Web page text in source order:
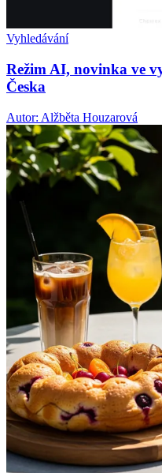
Vyhledávání
Režim AI, novinka ve
Česka
Autor: Alžběta Houzarová